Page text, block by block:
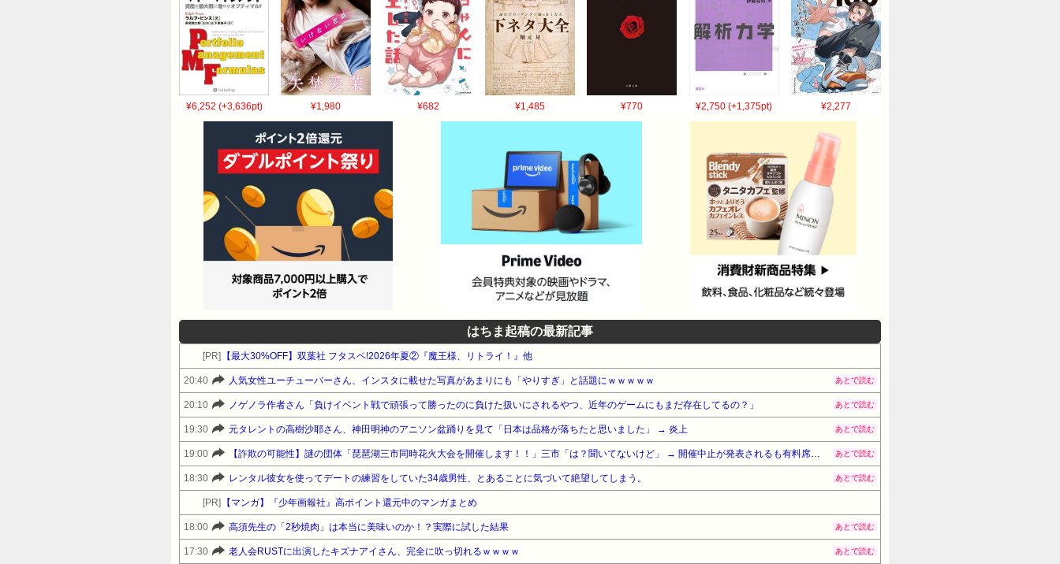
¥6,252 (+3,636pt) ¥1,980 ¥682 ¥1,485 ¥770 ¥2,750 (+1,375pt) ¥2,277
はちま起稿の最新記事
[PR] 【最大30%OFF】双葉社 フタスペ!2026年夏②『魔王様、リトライ！』他
20:40 人気女性ユーチューバーさん、インスタに載せた写真があまりにも「やりすぎ」と話題にｗｗｗｗｗ あとで読む
20:10 ノゲノラ作者さん「負けイベント戦で頑張って勝ったのに負けた扱いにされるやつ、近年のゲームにもまだ存在してるの？」 あとで読む
19:30 元タレントの高樹沙耶さん、神田明神のアニソン盆踊りを見て「日本は品格が落ちたと思いました」 → 炎上 あとで読む
19:00 あとで読む
18:30 レンタル彼女を使ってデートの練習をしていた34歳男性、とあることに気づいて絶望してしまう。 あとで読む
[PR] 【マンガ】『少年画報社』高ポイント還元中のマンガまとめ
18:00 高須先生の「2秒焼肉」は本当に美味いのか！？実際に試した結果 あとで読む
17:30 老人会RUSTに出演したキズナアイさん、完全に吹っ切れるｗｗｗｗ あとで読む